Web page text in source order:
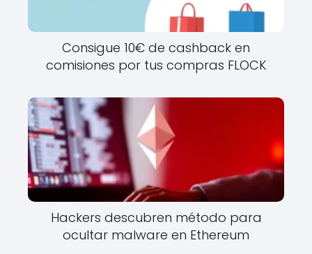
Consigue 10€ de cashback en
comisiones por tus compras FLOCK
Hackers descubren método para
ocultar malware en Ethereum